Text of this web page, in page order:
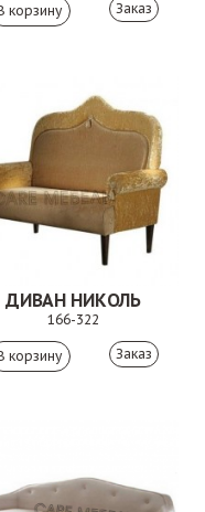
Заказ
ДИВАН НИКОЛЬ
166-322
Заказ